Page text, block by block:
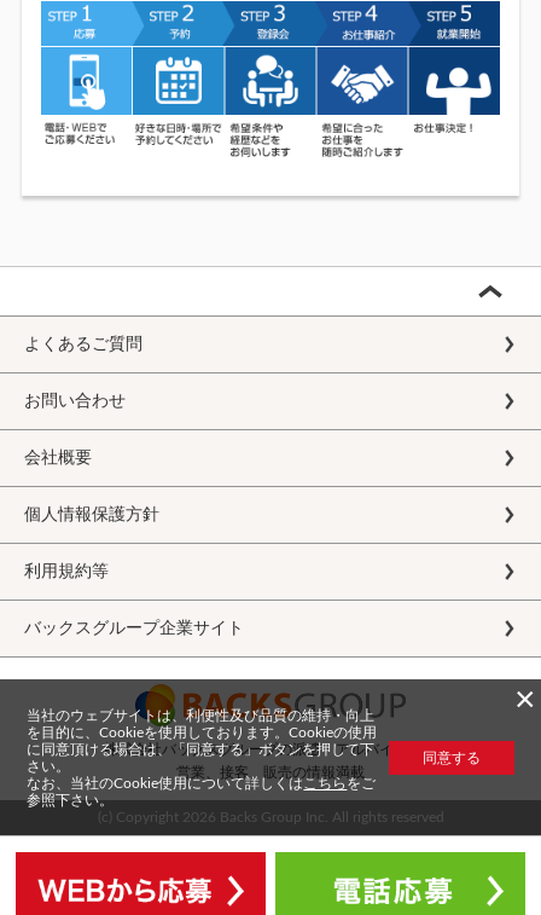
よくあるご質問
お問い合わせ
会社概要
個人情報保護方針
利用規約等
バックスグループ企業サイト
株式会社バックスグループの派遣・アルバイト求人
営業、接客、販売の情報満載
(c) Copyright 2026 Backs Group Inc. All rights reserved
×
当社のウェブサイトは、利便性及び品質の維持・向上
を目的に、Cookieを使用しております。Cookieの使用
に同意頂ける場合は、「同意する」ボタンを押して下
さい。
なお、当社のCookie使用について詳しくは こちらをご
参照下さい。
同意する